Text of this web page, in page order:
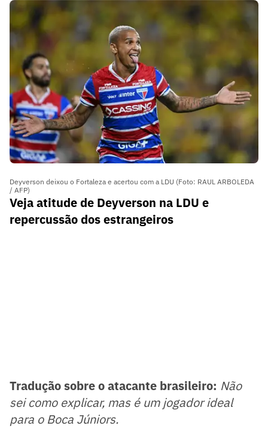
Deyverson deixou o Fortaleza e acertou com a LDU (Foto: RAUL ARBOLEDA
/ AFP)
Veja atitude de Deyverson na LDU e
repercussão dos estrangeiros
Tradução sobre o atacante brasileiro: Não
sei como explicar, mas é um jogador ideal
para o Boca Júniors.